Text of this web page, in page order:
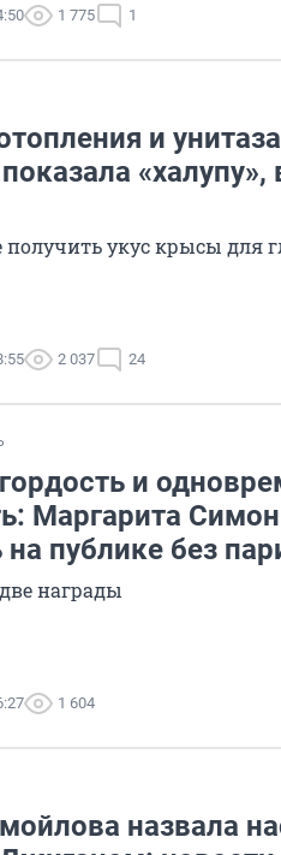
1 775 1
и
укус крысы для
2 037 24
и
Маргарита
на публике без
награды
1 604
назвала